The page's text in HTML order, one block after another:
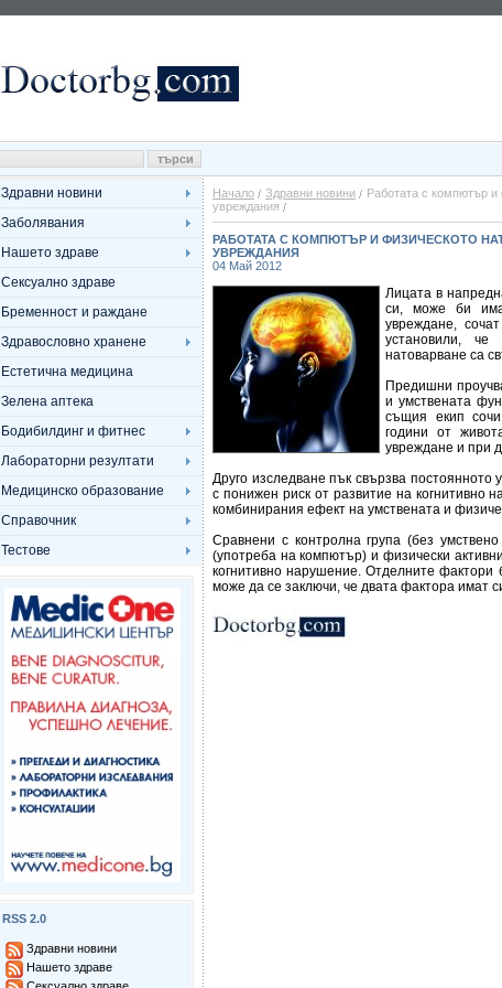
Здравни новини
Заболявания
Нашето здраве
Сексуално здраве
Бременност и раждане
Здравословно хранене
Естетична медицина
Зелена аптека
Бодибилдинг и фитнес
Лабораторни резултати
Медицинско образование
Справочник
Тестове
RSS 2.0
Здравни новини
Нашето здраве
Начало Здравни новини
Работата с компютър и
увреждания
РАБОТАТА С КОМПЮТЪР И ФИЗИЧЕСКОТО
УВРЕЖДАНИЯ
04 Май 2012
Лицата в
си, може би
увреждане,
установили,
натоварване са
Предишни
и умствената
същия екип
години от
увреждане и при
Друго изследване пък свързва постоянното
с понижен риск от развитие на когнитивно
комбинирания ефект на умствената и
Сравнени с контролна група (без
(употреба на компютър) и физически
когнитивно нарушение. Отделните
може да се заключи, че двата фактора имат